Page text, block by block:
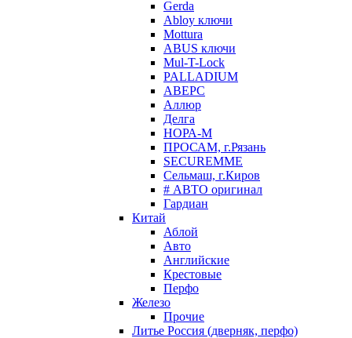
Gerda
Abloy ключи
Mottura
ABUS ключи
Mul-T-Lock
PALLADIUM
АВЕРС
Аллюр
Делга
НОРА-М
ПРОСАМ, г.Рязань
SECUREMME
Сельмаш, г.Киров
# АВТО оригинал
Гардиан
Китай
Аблой
Авто
Английские
Крестовые
Перфо
Железо
Прочие
Литье Россия (дверняк, перфо)